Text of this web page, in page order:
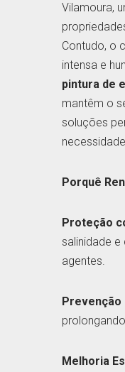
Vilamoura,
Contudo, o
intensa e
pintura de
mantêm o
soluções
Porquê
Proteção
salinidade e
agentes.
Prevenção
Melhoria